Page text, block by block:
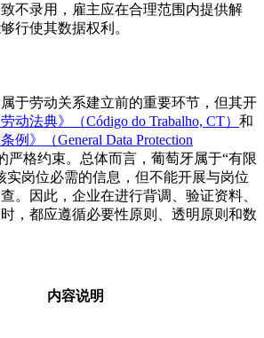
不录用，雇主应在合理范围内提供解
行使其数据权利。
于劳动关系建立前的重要环节，但其开
动法典》（Código do Trabalho, CT） 和
例》（General Data Protection
严格约束。总体而言，葡萄牙属于“有限
岗位必需的信息，但不能开展与岗位
。因此，企业在进行背调、验证资料、
，都应遵循必要性原则、透明原则和数
内容说明